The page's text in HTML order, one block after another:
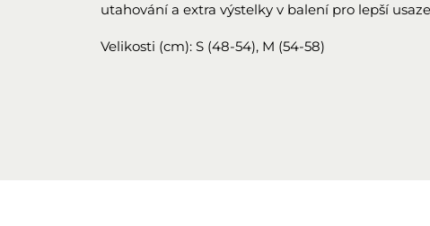
utahování a extra výstelky v balení pro lepší
Velikosti (cm): S (48-54), M (54-58)